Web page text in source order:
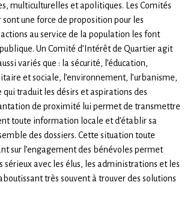
multiculturelles et apolitiques. Les Comités
une force de proposition pour les
au service de la population les font
Un Comité d’Intérêt de Quartier agit
variés que : la sécurité, l’éducation,
et sociale, l’environnement, l’urbanisme,
qui traduit les désirs et aspirations des
de proximité lui permet de transmettre
toute information locale et d’établir sa
des dossiers. Cette situation toute
sur l’engagement des bénévoles permet
sérieux avec les élus, les administrations et les
très souvent à trouver des solutions